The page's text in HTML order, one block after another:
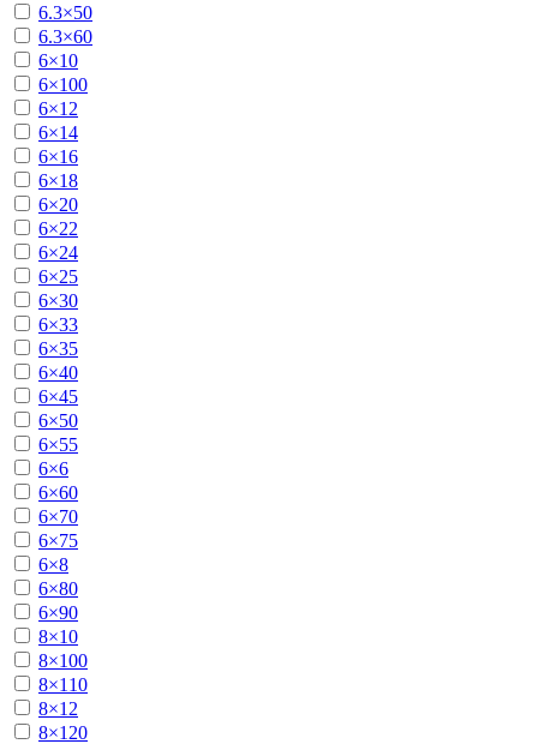
6.3×50
6.3×60
6×10
6×100
6×12
6×14
6×16
6×18
6×20
6×22
6×24
6×25
6×30
6×33
6×35
6×40
6×45
6×50
6×55
6×6
6×60
6×70
6×75
6×8
6×80
6×90
8×10
8×100
8×110
8×12
8×120